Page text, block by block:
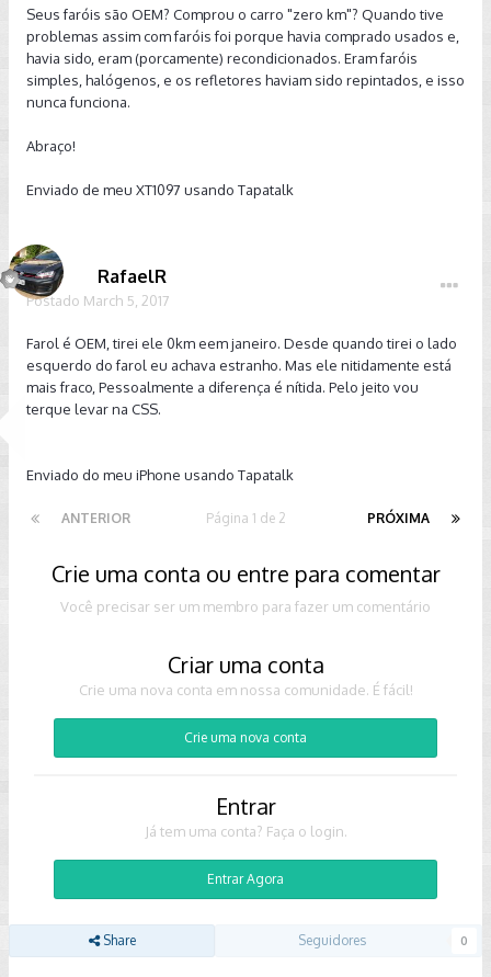
Seus faróis são OEM? Comprou o carro "zero km"? Quando tive
problemas assim com faróis foi porque havia comprado usados e,
havia sido, eram (porcamente) recondicionados. Eram faróis
simples, halógenos, e os refletores haviam sido repintados, e isso
nunca funciona.
Abraço!
Enviado de meu XT1097 usando Tapatalk
RafaelR
Postado March 5, 2017
Farol é OEM, tirei ele 0km eem janeiro. Desde quando tirei o lado
esquerdo do farol eu achava estranho. Mas ele nitidamente está
mais fraco, Pessoalmente a diferença é nítida. Pelo jeito vou
terque levar na CSS.
Enviado do meu iPhone usando Tapatalk
ANTERIOR PRÓXIMA
Página 1 de 2
Crie uma conta ou entre para comentar
Você precisar ser um membro para fazer um comentário
Criar uma conta
Crie uma nova conta em nossa comunidade. É fácil!
Crie uma nova conta
Entrar
Já tem uma conta? Faça o login.
Entrar Agora
Share Seguidores 0